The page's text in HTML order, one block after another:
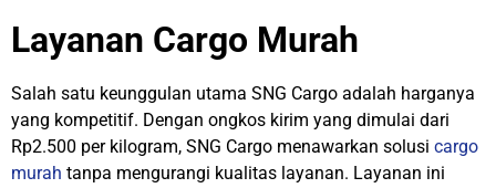
Layanan Cargo Murah
Salah satu keunggulan utama SNG Cargo adalah harganya
yang kompetitif. Dengan ongkos kirim yang dimulai dari
Rp2.500 per kilogram, SNG Cargo menawarkan solusi cargo
murah tanpa mengurangi kualitas layanan. Layanan ini